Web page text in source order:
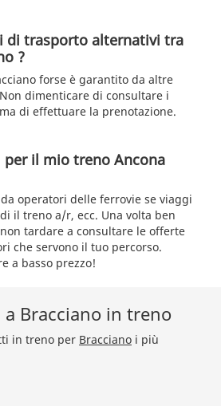
di trasporto alternativi tra
?
forse è garantito da altre
dimenticare di consultare i
di effettuare la prenotazione.
il mio treno Ancona
operatori delle ferrovie se viaggi
il treno a/r, ecc. Una volta ben
tardare a consultare le offerte
che servono il tuo percorso.
a basso prezzo!
Bracciano in treno
in treno per Bracciano i più